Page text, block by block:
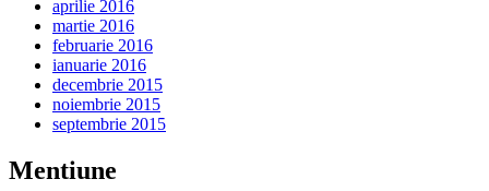
aprilie 2016
martie 2016
februarie 2016
ianuarie 2016
decembrie 2015
noiembrie 2015
septembrie 2015
Mentiune